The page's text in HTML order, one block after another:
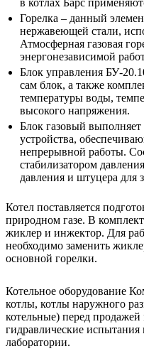
Горелка – данный
нержавеющей стали,
Атмосферная газовая
энергонезависимой
Блок управления БУ-
сам блок, а также
температуры воды,
высокого напряжения.
Блок газовый
устройства,
непрерывной работы.
стабилизатором
давления и штуцера для
Котел поставляется
природном газе. В
жиклер и инжектор. Для
необходимо заменить
основной горелки.
Котельное оборудование
котлы, котлы наружного
котельные) перед продажей
гидравлические
лаборатории.